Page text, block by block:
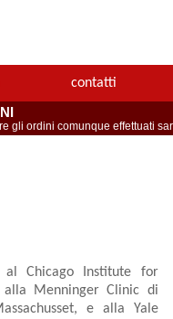
contatti
gli ordini comunque effettuati
al Chicago Institute for
alla Menninger Clinic di
e alla Yale